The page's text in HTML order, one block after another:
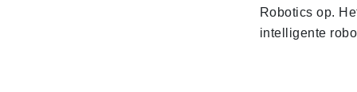
Robotics op.
intelligente